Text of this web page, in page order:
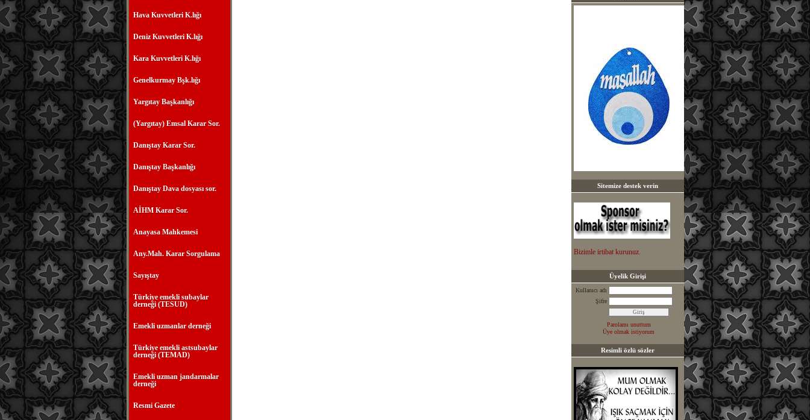
Hava Kuvvetleri K.lığı
Deniz Kuvvetleri K.lığı
Kara Kuvvetleri K.lığı
Genelkurmay Bşk.lığı
Yargıtay Başkanlığı
(Yargıtay) Emsal Karar Sor.
Danıştay Karar Sor.
Danıştay Başkanlığı
Danıştay Dava dosyası sor.
AİHM Karar Sor.
Anayasa Mahkemesi
Any.Mah. Karar Sorgulama
Sayıştay
Türkiye emekli subaylar
derneği (TESUD)
Emekli uzmanlar derneği
Türkiye emekli astsubaylar
derneği (TEMAD)
Emekli uzman jandarmalar
derneği
Resmi Gazete
Sitemize destek verin
Bizimle irtibat kurunuz.
Üyelik Girişi
Kullanıcı adı
Şifre
Parolamı unuttum
Üye olmak istiyorum
Resimli özlü sözler